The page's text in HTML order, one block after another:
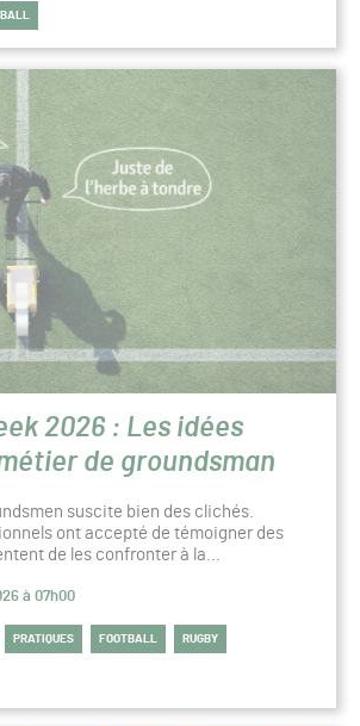
2026 : Les idées
de groundsman
suscite bien des clichés.
ont accepté de témoigner des
de les confronter à la…
à 07h00
PRATIQUES FOOTBALL RUGBY